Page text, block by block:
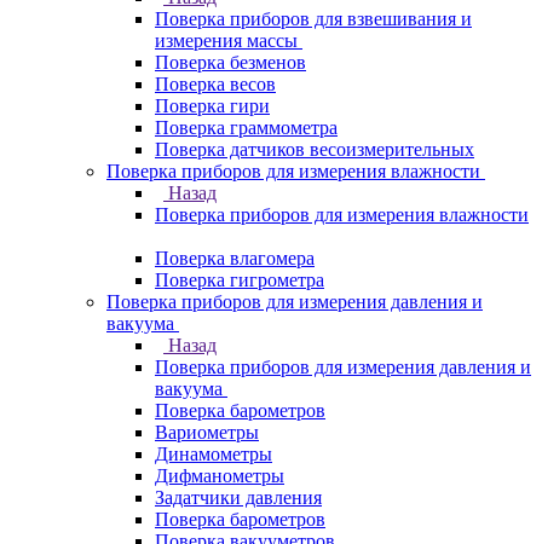
Поверка приборов для взвешивания и
измерения массы
Поверка безменов
Поверка весов
Поверка гири
Поверка граммометра
Поверка датчиков весоизмерительных
Поверка приборов для измерения влажности
Назад
Поверка приборов для измерения влажности
Поверка влагомера
Поверка гигрометра
Поверка приборов для измерения давления и
вакуума
Назад
Поверка приборов для измерения давления и
вакуума
Поверка барометров
Вариометры
Динамометры
Дифманометры
Задатчики давления
Поверка барометров